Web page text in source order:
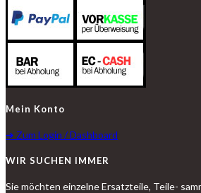
Mein Konto
➔ Zum Login / Dashboard
WIR SUCHEN IMMER
Sie möchten einzelne Ersatzteile, Teile-